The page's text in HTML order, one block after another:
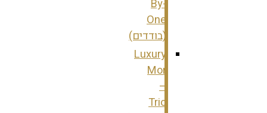
By-
One
(בודדים)
Luxury
Mor
–
Trio